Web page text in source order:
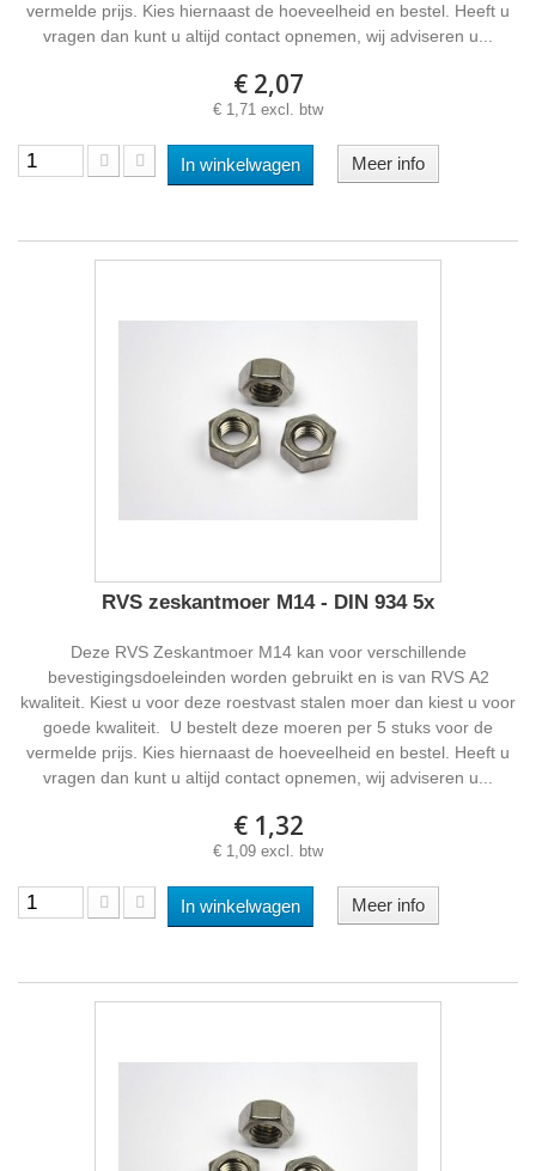
vermelde prijs. Kies hiernaast de hoeveelheid en bestel. Heeft u
vragen dan kunt u altijd contact opnemen, wij adviseren u...
€ 2,07
€ 1,71 excl. btw
In winkelwagen Meer info
RVS zeskantmoer M14 - DIN 934 5x
Deze RVS Zeskantmoer M14 kan voor verschillende
bevestigingsdoeleinden worden gebruikt en is van RVS A2
kwaliteit. Kiest u voor deze roestvast stalen moer dan kiest u voor
goede kwaliteit. U bestelt deze moeren per 5 stuks voor de
vermelde prijs. Kies hiernaast de hoeveelheid en bestel. Heeft u
vragen dan kunt u altijd contact opnemen, wij adviseren u...
€ 1,32
€ 1,09 excl. btw
In winkelwagen Meer info